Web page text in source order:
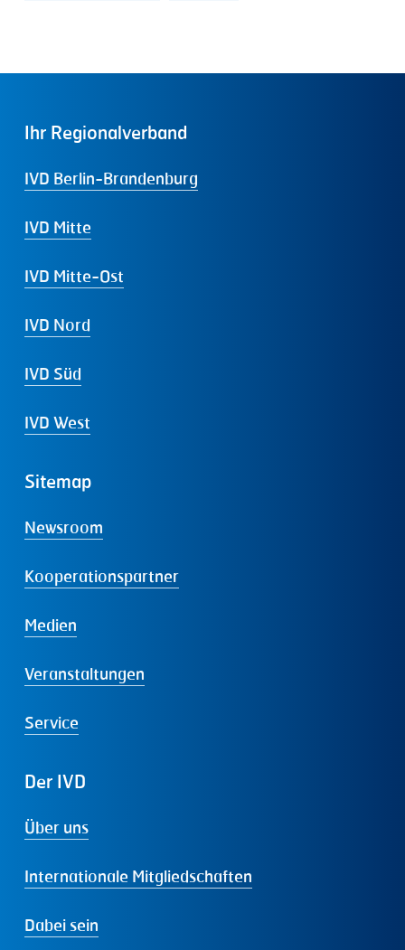
Ihr Regionalverband
IVD Berlin-Brandenburg
IVD Mitte
IVD Mitte-Ost
IVD Nord
IVD Süd
IVD West
Sitemap
Newsroom
Kooperationspartner
Medien
Veranstaltungen
Service
Der IVD
Über uns
Internationale Mitgliedschaften
Dabei sein